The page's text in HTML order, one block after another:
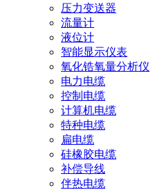
压力变送器
流量计
液位计
智能显示仪表
氧化锆氧量分析仪
电力电缆
控制电缆
计算机电缆
特种电缆
扁电缆
硅橡胶电缆
补偿导线
伴热电缆